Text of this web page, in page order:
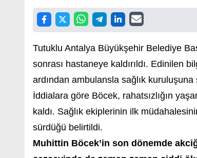
Tutuklu Antalya Büyükşehir Belediye
sonrası hastaneye kaldırıldı. Edinilen
ardından ambulansla sağlık kuruluşuna
İddialara göre Böcek, rahatsızlığın
kaldı. Sağlık ekiplerinin ilk
sürdüğü belirtildi.
Muhittin Böcek’in son dönemde